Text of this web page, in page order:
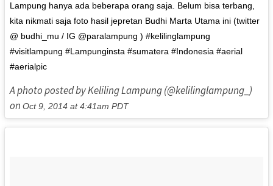
Lampung hanya ada beberapa orang saja. Belum bisa terbang,
kita nikmati saja foto hasil jepretan Budhi Marta Utama ini (twitter
@ budhi_mu / IG @paralampung ) #kelilinglampung
#visitlampung #Lampunginsta #sumatera #Indonesia #aerial
#aerialpic
A photo posted by Keliling Lampung (@kelilinglampung_)
on Oct 9, 2014 at 4:41am PDT